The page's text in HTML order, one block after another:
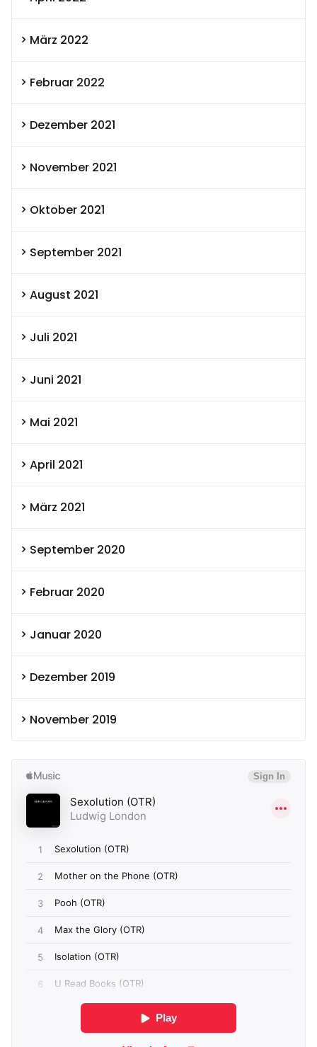
März 2022
Februar 2022
Dezember 2021
November 2021
Oktober 2021
September 2021
August 2021
Juli 2021
Juni 2021
Mai 2021
April 2021
März 2021
September 2020
Februar 2020
Januar 2020
Dezember 2019
November 2019